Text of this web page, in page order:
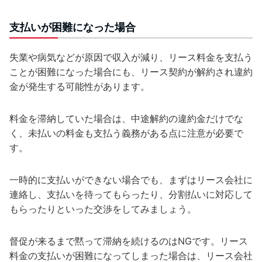
支払いが困難になった場合
失業や病気などが原因で収入が減り、リース料金を支払う
ことが困難になった場合にも、リース契約が解約され違約
金が発生する可能性があります。
料金を滞納していた場合は、中途解約の違約金だけでな
く、未払いの料金も支払う義務がある点に注意が必要で
す。
一時的に支払いができない場合でも、まずはリース会社に
連絡し、支払いを待ってもらったり、分割払いに対応して
もらったりといった交渉をしてみましょう。
督促が来るまで黙って滞納を続けるのはNGです。リース
料金の支払いが困難になってしまった場合は、リース会社